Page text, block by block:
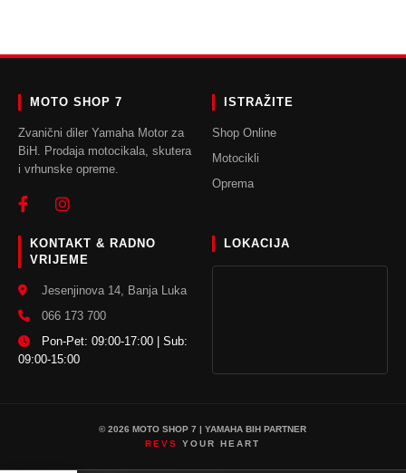
MOTO SHOP 7
Zvanični diler Yamaha Motor za
BiH. Prodaja motocikala, skutera
i vrhunske opreme.
ISTRAŽITE
Shop Online
Motocikli
Oprema
KONTAKT & RADNO
VRIJEME
Jesenjinova 14, Banja Luka
066 173 700
Pon-Pet: 09:00-17:00 | Sub:
09:00-15:00
LOKACIJA
© 2026 MOTO SHOP 7 | YAMAHA BIH PARTNER
REVS
YOUR HEART